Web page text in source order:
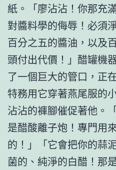
紙。「廖沾沾！你那充
對醬料學的侮辱！必須
百分之五的醬油，以及
頭付出代價！」醋罐機
了一個巨大的管口，正
特務用它穿著燕尾服的
沾沾的褲腳催促著他。
是醋酸離子炮！專門用
的！」「它會把你的蒜
菌的、純淨的白醋！那